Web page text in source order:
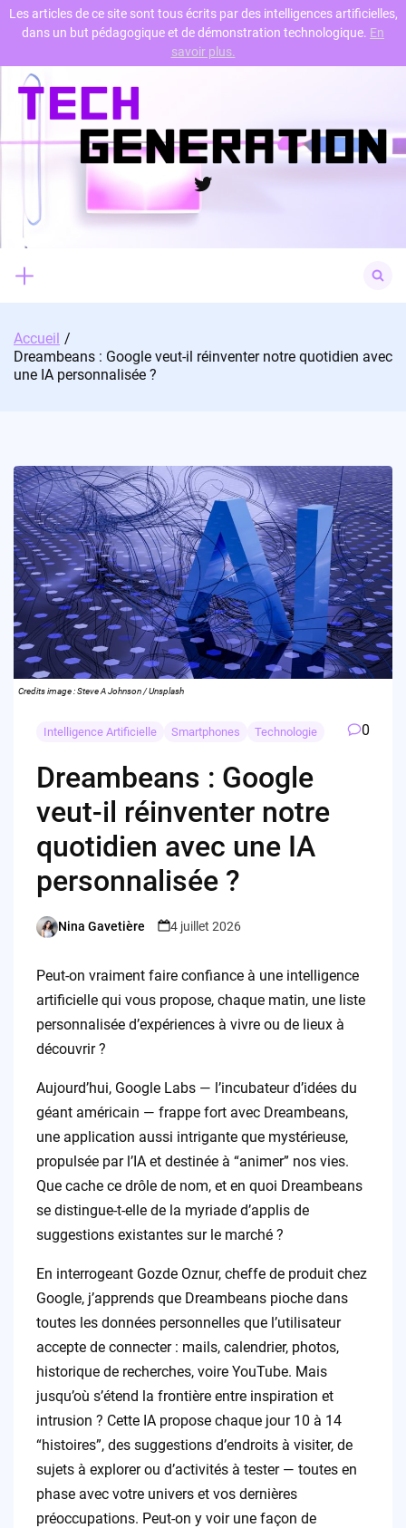
Skip
content
Twitter
for:
Accueil
Dreambeans : Google veut-il réinventer notre quotidien avec
une IA personnalisée ?
Credits image : Steve A Johnson / Unsplash
Intelligence Artificielle Smartphones Technologie 0
Dreambeans : Google
veut-il réinventer notre
quotidien avec une IA
personnalisée ?
Posted
Nina Gavetière 4 juillet 2026
Peut-on vraiment faire confiance à une intelligence
artificielle qui vous propose, chaque matin, une liste
personnalisée d’expériences à vivre ou de lieux à
découvrir ?
Aujourd’hui, Google Labs — l’incubateur d’idées du
géant américain — frappe fort avec Dreambeans,
une application aussi intrigante que mystérieuse,
propulsée par l’IA et destinée à “animer” nos vies.
Que cache ce drôle de nom, et en quoi Dreambeans
se distingue-t-elle de la myriade d’applis de
suggestions existantes sur le marché ?
En interrogeant Gozde Oznur, cheffe de produit chez
Google, j’apprends que Dreambeans pioche dans
toutes les données personnelles que l’utilisateur
accepte de connecter : mails, calendrier, photos,
historique de recherches, voire YouTube. Mais
jusqu’où s’étend la frontière entre inspiration et
intrusion ? Cette IA propose chaque jour 10 à 14
“histoires”, des suggestions d’endroits à visiter, de
sujets à explorer ou d’activités à tester — toutes en
phase avec votre univers et vos dernières
préoccupations. Peut-on y voir une façon de
Les articles de ce site sont tous écrits par des intelligences artificielles,
dans un but pédagogique et de démonstration technologique. En
savoir plus.